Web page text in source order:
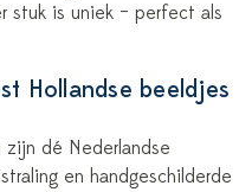
stuk is uniek – perfect als
Hollandse beeldjes
dé Nederlandse
en handgeschilderde